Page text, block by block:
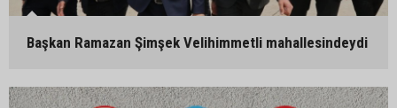
Başkan Ramazan Şimşek Velihimmetli mahallesindeydi